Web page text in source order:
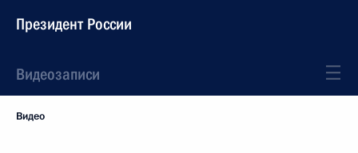
Президент России
Видеозаписи
Видео